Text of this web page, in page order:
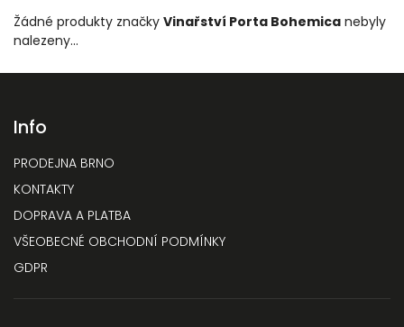
Žádné produkty značky Vinařství Porta Bohemica nebyly
nalezeny...
Info
PRODEJNA BRNO
KONTAKTY
DOPRAVA A PLATBA
VŠEOBECNÉ OBCHODNÍ PODMÍNKY
GDPR